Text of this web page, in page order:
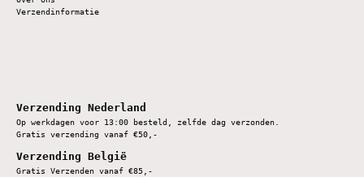
Verzendinformatie
Verzending Nederland
Op werkdagen voor 13:00 besteld, zelfde dag verzonden.
Gratis verzending vanaf €50,-
Verzending België
Gratis Verzenden vanaf €85,-